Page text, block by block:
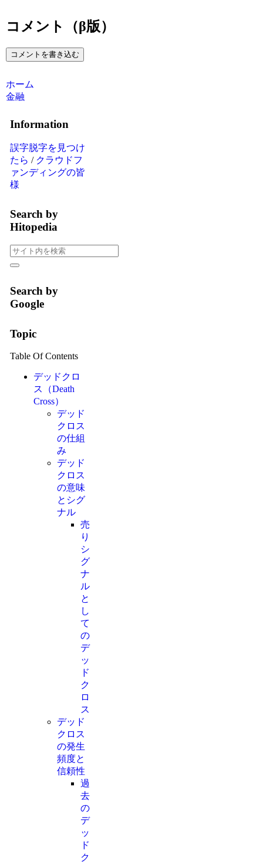
コメント（β版）
コメントを書き込む
ホーム
金融
Information
誤字脱字を見つけ
たら / クラウドフ
ァンディングの皆
様
Search by
Hitopedia
Search by
Google
Topic
Table Of Contents
デッドクロ
ス（Death
Cross）
デッド
クロス
の仕組
み
デッド
クロス
の意味
とシグ
ナル
売
り
シ
グ
ナ
ル
と
し
て
の
デ
ッ
ド
ク
ロ
ス
デッド
クロス
の発生
頻度と
信頼性
過
去
の
デ
ッ
ド
ク